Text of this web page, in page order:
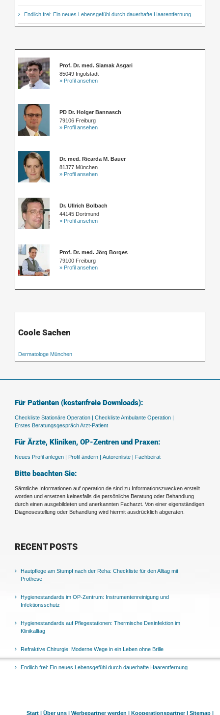
Endlich frei: Ein neues Lebensgefühl durch dauerhafte Haarentfernung
Prof. Dr. med. Siamak Asgari
85049 Ingolstadt
» Profil ansehen
PD Dr. Holger Bannasch
79106 Freiburg
» Profil ansehen
Dr. med. Ricarda M. Bauer
81377 München
» Profil ansehen
Dr. Ullrich Bolbach
44145 Dortmund
» Profil ansehen
Prof. Dr. med. Jörg Borges
79100 Freiburg
» Profil ansehen
Coole Sachen
Dermatologe München
Für Patienten (kostenfreie Downloads):
Checkliste Stationäre Operation | Checkliste Ambulante Operation |
Erstes Beratungsgespräch Arzt-Patient
Für Ärzte, Kliniken, OP-Zentren und Praxen:
Neues Profil anlegen | Profil ändern | Autorenliste | Fachbeirat
Bitte beachten Sie:
Sämtliche Informationen auf operation.de sind zu Informationszwecken erstellt
worden und ersetzen keinesfalls die persönliche Beratung oder Behandlung
durch einen ausgebildeten und anerkannten Facharzt. Von einer eigenständigen
Diagnosestellung oder Behandlung wird hiermit ausdrücklich abgeraten.
RECENT POSTS
Hautpflege am Stumpf nach der Reha: Checkliste für den Alltag mit
Prothese
Hygienestandards im OP-Zentrum: Instrumentenreinigung und
Infektionsschutz
Hygienestandards auf Pflegestationen: Thermische Desinfektion im
Klinikalltag
Refraktive Chirurgie: Moderne Wege in ein Leben ohne Brille
Endlich frei: Ein neues Lebensgefühl durch dauerhafte Haarentfernung
Start | Über uns | Werbepartner werden | Kooperationspartner | Sitemap |